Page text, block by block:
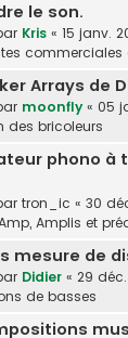
le son.
Kris « 15 janv.
commerciales
Arrays de
moonfly « 05
des bricoleurs
phono à
tron_ic « 30
Amplis et
mesure de
Didier « 29 déc.
de basses